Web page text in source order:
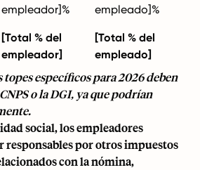
empleador]%
empleado]%
[Total % del
empleador]
[Total % del
empleado]
topes específicos para 2026 deben
CNPSo laDGI, ya que podrían
social, los empleadores
responsables por otros impuestos
con la nómina,